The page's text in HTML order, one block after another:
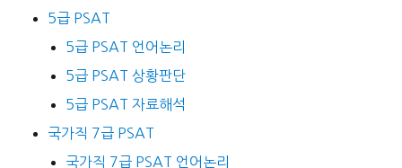
5급 PSAT
5급 PSAT 언어논리
5급 PSAT 상황판단
5급 PSAT 자료해석
국가직 7급 PSAT
국가직 7급 PSAT 언어논리